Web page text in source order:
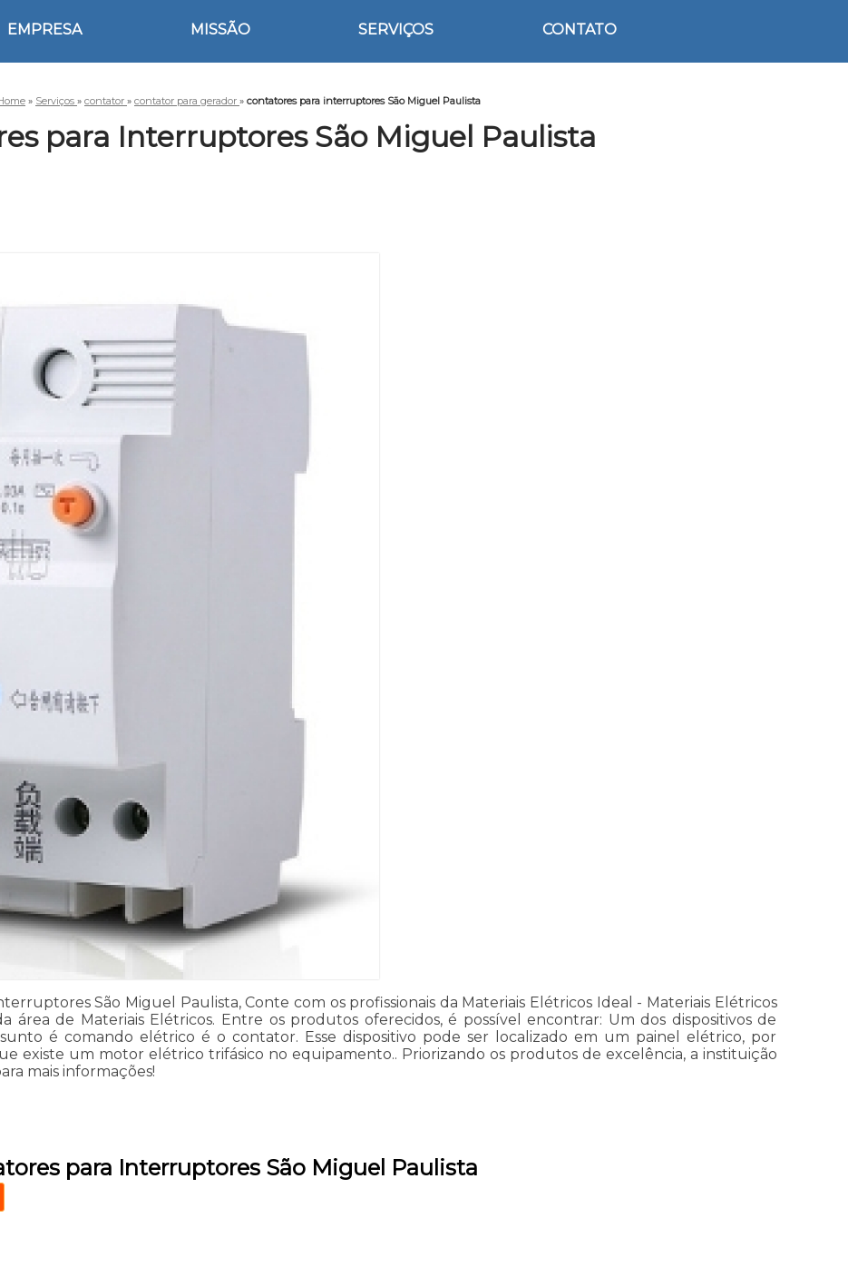
EMPRESA MISSÃO SERVIÇOS CONTATO
» Serviços » contator » contator para gerador » contatores para interruptores São Miguel Paulista
para Interruptores São Miguel Paulista
São Miguel Paulista, Conte com os profissionais da Materiais Elétricos Ideal - Materiais Elétricos
de Materiais Elétricos. Entre os produtos oferecidos, é possível encontrar: Um dos dispositivos de
é comando elétrico é o contator. Esse dispositivo pode ser localizado em um painel elétrico, por
existe um motor elétrico trifásico no equipamento.. Priorizando os produtos de excelência, a instituição
mais informações!
para Interruptores São Miguel Paulista